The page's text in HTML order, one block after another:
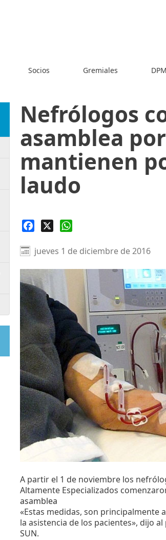
Socios Gremiales
Nefrólogos
asamblea
mantienen
laudo
Facebook
jueves 1 de diciembre de 2016
A partir el 1 de noviembre los
Altamente Especializados
asamblea
«Estas medidas, son principalmente
la asistencia de los pacientes», dijo
SUN.